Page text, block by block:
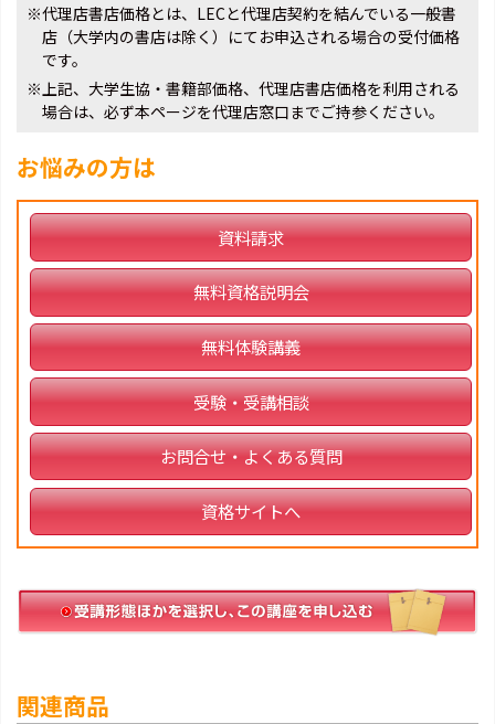
※代理店書店価格とは、LECと代理店契約を結んでいる一般書
店（大学内の書店は除く）にてお申込される場合の受付価格
です。
※上記、大学生協・書籍部価格、代理店書店価格を利用される
場合は、必ず本ページを代理店窓口までご持参ください。
お悩みの方は
資料請求
無料資格説明会
無料体験講義
受験・受講相談
お問合せ・よくある質問
資格サイトへ
関連商品